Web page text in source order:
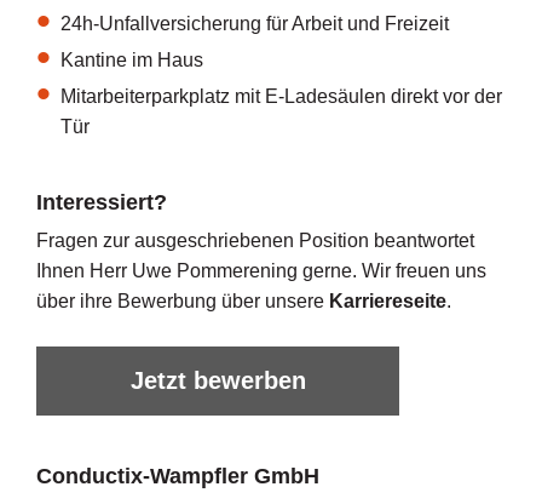
24h-Unfallversicherung für Arbeit und Freizeit
Kantine im Haus
Mitarbeiterparkplatz mit E-Ladesäulen direkt vor der
Tür
Interessiert?
Fragen zur ausgeschriebenen Position beantwortet
Ihnen Herr Uwe Pommerening gerne. Wir freuen uns
über ihre Bewerbung über unsere Karriereseite.
Jetzt bewerben
Conductix-Wampfler GmbH